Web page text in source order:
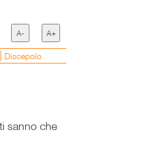
A- A+
Discepolo
sanno che